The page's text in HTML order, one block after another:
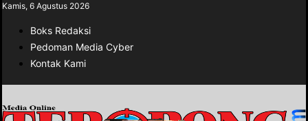
Kamis, 6 Agustus 2026
Boks Redaksi
Pedoman Media Cyber
Kontak Kami